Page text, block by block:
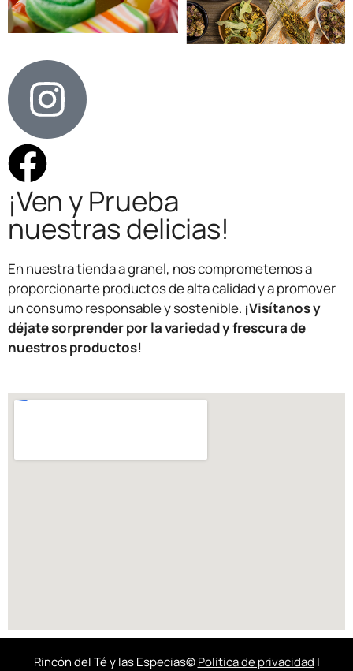
¡Ven y Prueba
nuestras delicias!
En nuestra tienda a granel, nos comprometemos a
proporcionarte productos de alta calidad y a promover
un consumo responsable y sostenible. ¡Visítanos y
déjate sorprender por la variedad y frescura de
nuestros productos!
Rincón del Té y las Especias©Política de privacidad |